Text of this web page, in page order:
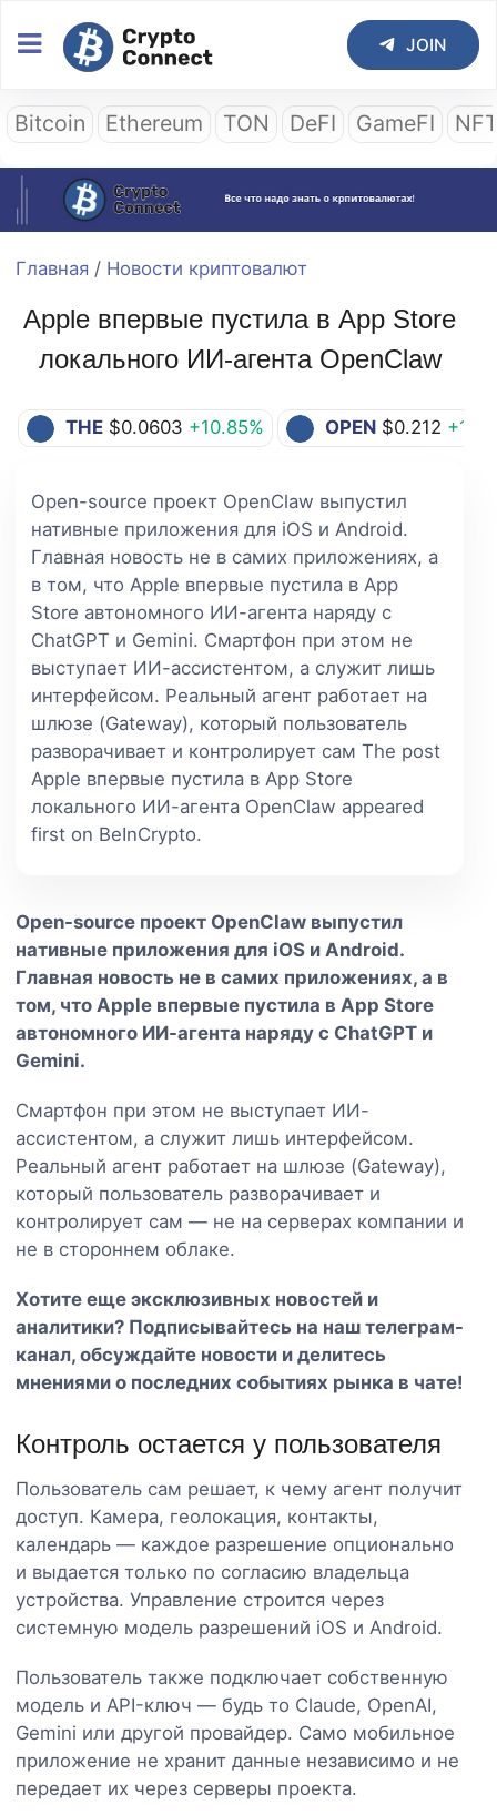
JOIN
Bitcoin Ethereum TON DeFI GameFI
Главная / Новости криптовалют
Apple впервые пустила в App Store
локального ИИ-агента OpenClaw
THE $0.0603 +10.85% OPEN $0.212
Open-source проект OpenClaw выпустил
нативные приложения для iOS и Android.
Главная новость не в самих приложениях, а
в том, что Apple впервые пустила в App
Store автономного ИИ-агента наряду с
ChatGPT и Gemini. Смартфон при этом не
выступает ИИ-ассистентом, а служит лишь
интерфейсом. Реальный агент работает на
шлюзе (Gateway), который пользователь
разворачивает и контролирует сам The post
Apple впервые пустила в App Store
локального ИИ-агента OpenClaw appeared
first on BeInCrypto.
Open-source проект OpenClaw выпустил
нативные приложения для iOS и Android.
Главная новость не в самих приложениях, а в
том, что Apple впервые пустила в App Store
автономного ИИ-агента наряду с ChatGPT и
Gemini.
Смартфон при этом не выступает ИИ-
ассистентом, а служит лишь интерфейсом.
Реальный агент работает на шлюзе (Gateway),
который пользователь разворачивает и
контролирует сам — не на серверах компании и
не в стороннем облаке.
Хотите еще эксклюзивных новостей и
аналитики? Подписывайтесь на наш телеграм-
канал, обсуждайте новости и делитесь
мнениями о последних событиях рынка в чате!
Контроль остается у пользователя
Пользователь сам решает, к чему агент получит
доступ. Камера, геолокация, контакты,
календарь — каждое разрешение опционально
и выдается только по согласию владельца
устройства. Управление строится через
системную модель разрешений iOS и Android.
Пользователь также подключает собственную
модель и API-ключ — будь то Claude, OpenAI,
Gemini или другой провайдер. Само мобильное
приложение не хранит данные независимо и не
передает их через серверы проекта.